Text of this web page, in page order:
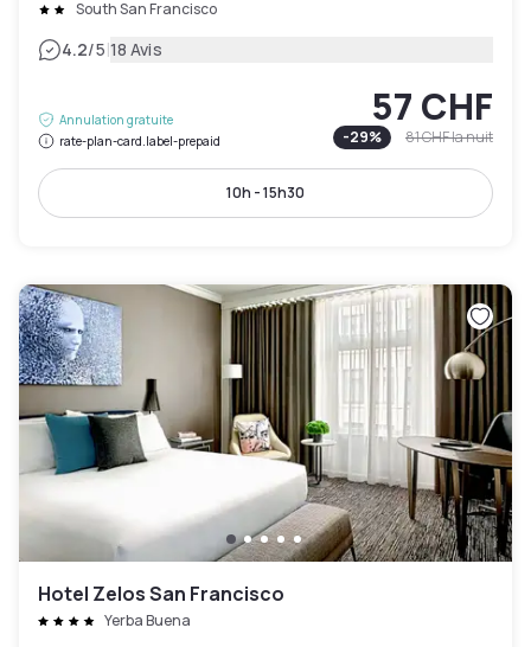
South San Francisco
4.2/5|18 Avis
Annulation gratuite
rate-plan-card.label-prepaid
57 CHF
-29% 81 CHFla nuit
10h - 15h30
Hotel Zelos San Francisco
Yerba Buena